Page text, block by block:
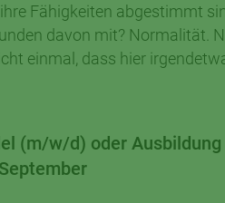
Fähigkeiten abgestimmt
davon mit? Normalität.
einmal, dass hier
(m/w/d) oder Ausbildung